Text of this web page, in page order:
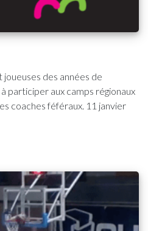
des années de
participer aux camps régionaux
coaches féféraux. 11 janvier